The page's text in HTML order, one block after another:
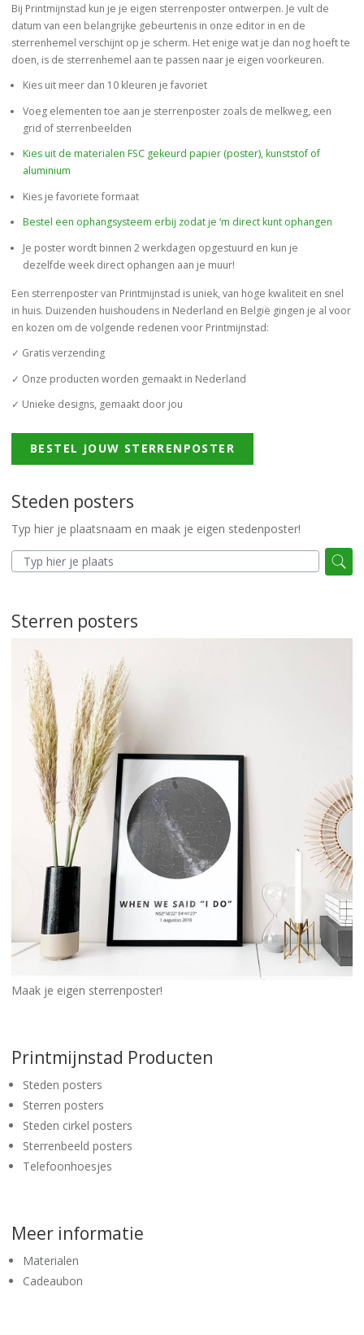
Bij Printmijnstad kun je je eigen sterrenposter ontwerpen. Je vult de
datum van een belangrijke gebeurtenis in onze editor in en de
sterrenhemel verschijnt op je scherm. Het enige wat je dan nog hoeft te
doen, is de sterrenhemel aan te passen naar je eigen voorkeuren.
Kies uit meer dan 10 kleuren je favoriet
Voeg elementen toe aan je sterrenposter zoals de melkweg, een
grid of sterrenbeelden
Kies uit de materialen FSC gekeurd papier (poster), kunststof of
aluminium
Kies je favoriete formaat
Bestel een ophangsysteem erbij zodat je ‘m direct kunt ophangen
Je poster wordt binnen 2 werkdagen opgestuurd en kun je
dezelfde week direct ophangen aan je muur!
Een sterrenposter van Printmijnstad is uniek, van hoge kwaliteit en snel
in huis. Duizenden huishoudens in Nederland en België gingen je al voor
en kozen om de volgende redenen voor Printmijnstad:
✓ Gratis verzending
✓ Onze producten worden gemaakt in Nederland
✓ Unieke designs, gemaakt door jou
BESTEL JOUW STERRENPOSTER
Steden posters
Typ hier je plaatsnaam en maak je eigen stedenposter!
Sterren posters
Maak je eigen sterrenposter!
Printmijnstad Producten
Steden posters
Sterren posters
Steden cirkel posters
Sterrenbeeld posters
Telefoonhoesjes
Meer informatie
Materialen
Cadeaubon